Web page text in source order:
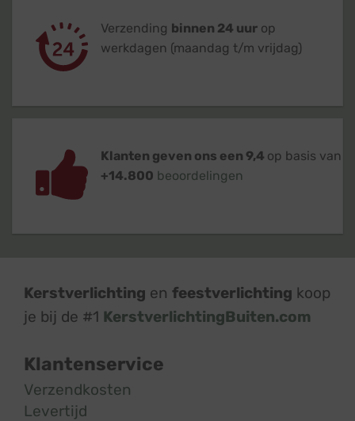
Verzending binnen 24 uur op
werkdagen (maandag t/m vrijdag)
Klanten geven ons een 9,4 op basis van
+14.800 beoordelingen
Kerstverlichting en feestverlichting koop
je bij de #1 KerstverlichtingBuiten.com
Klantenservice
Verzendkosten
Levertijd